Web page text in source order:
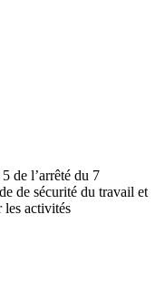
de l’arrêté du 7
de sécurité du travail et
les activités